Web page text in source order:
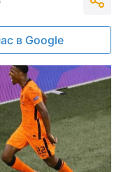
в Google